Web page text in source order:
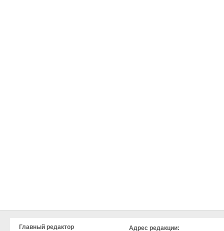
Главный редактор Адрес редакции: